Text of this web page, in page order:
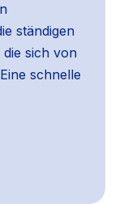
ständigen
sich von
schnelle